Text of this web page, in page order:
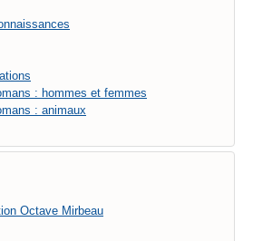
: hommes et femmes
: animaux
Octave Mirbeau